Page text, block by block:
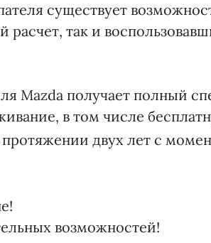
существует
расчет, так и
Mazda получает полный
в том числе
двух лет с
возможностей!